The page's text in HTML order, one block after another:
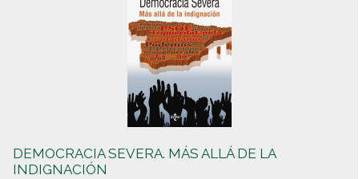
DEMOCRACIA SEVERA. MÁS ALLÁ DE LA
INDIGNACIÓN